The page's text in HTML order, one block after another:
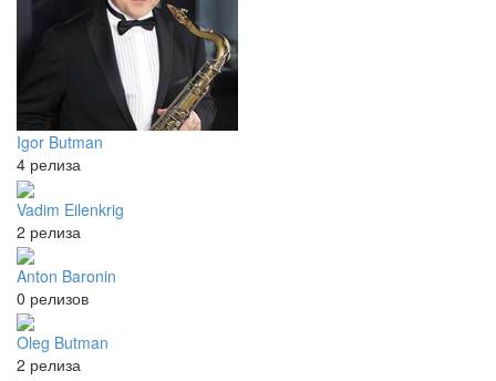
Igor Butman
4 релиза
Vadim Eilenkrig
2 релиза
Anton Baronin
0 релизов
Oleg Butman
2 релиза